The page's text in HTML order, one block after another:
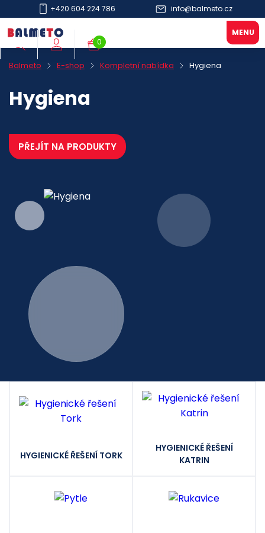
+420 604 224 786 info@balmeto.cz
0
Balmeto E-shop Kompletní nabídka Hygiena
Hygiena
PŘEJÍT NA PRODUKTY
HYGIENICKÉ ŘEŠENÍ TORK
HYGIENICKÉ ŘEŠENÍ
KATRIN